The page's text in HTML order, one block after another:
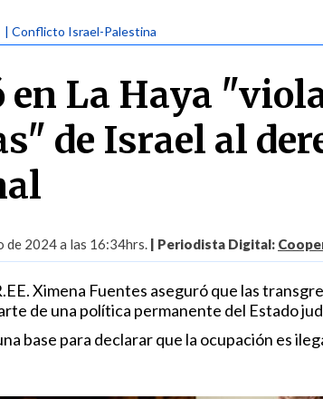
| Conflicto Israel-Palestina
en La Haya
de Israel al
de 2024 a las 16:34hrs. | Periodista Digital:
Ximena Fuentes aseguró que las
de una política permanente del Estado
base para declarar que la ocupación es